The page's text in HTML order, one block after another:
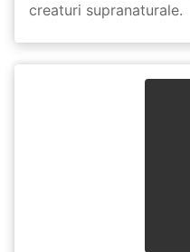
creaturi supranaturale.